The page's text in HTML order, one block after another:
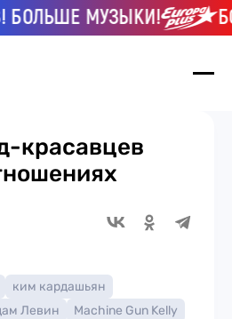
МУЗЫКИ!
красавцев
ким кардашьян
Левин
Machine Gun Kelly